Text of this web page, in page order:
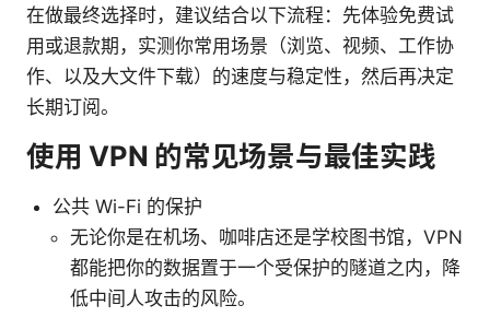
在做最终选择时，建议结合以下流程：先体验免费试
用或退款期，实测你常用场景（浏览、视频、工作协
作、以及大文件下载）的速度与稳定性，然后再决定
长期订阅。
使用 VPN 的常见场景与最佳实践
公共 Wi-Fi 的保护
无论你是在机场、咖啡店还是学校图书馆，VPN
都能把你的数据置于一个受保护的隧道之内，降
低中间人攻击的风险。